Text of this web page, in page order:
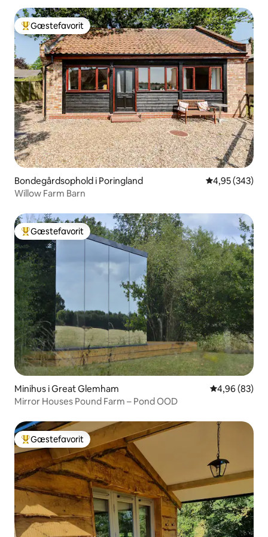
Bedste gæstefavorit
Gæstefavorit
Bondegårdsophold i Poringland 4,95 ud af 5 i
4,95 (343)
Willow Farm Barn
Bedste gæstefavorit
Gæstefavorit
Minihus i Great Glemham 4,96 ud af 5 i
4,96 (83)
Mirror Houses Pound Farm – Pond OOD
Bedste gæstefavorit
Gæstefavorit